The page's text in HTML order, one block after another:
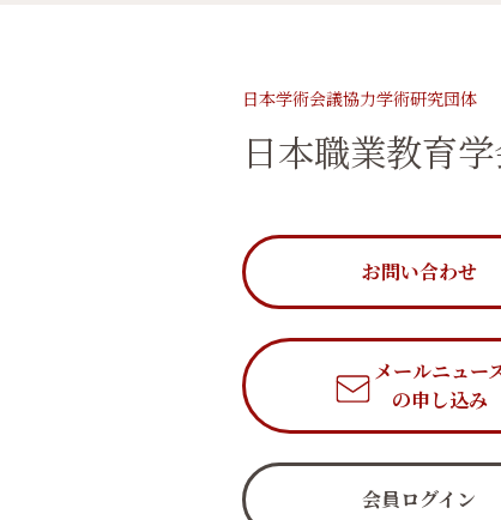
日本学術会議協力学術研究団体
日本職業教育
お問い合わせ
メールニュー
の申し込み
会員ログイン